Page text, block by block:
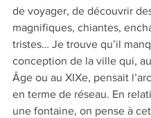
de voyager, de découvrir
magnifiques, chiantes,
tristes… Je trouve qu’il
conception de la ville qui,
Âge ou au XIXe, pensait
en terme de réseau. En
une fontaine, on pense à